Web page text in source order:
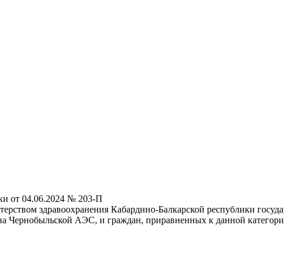
от 04.06.2024 № 203-П
здравоохранения Кабардино-Балкарской республики
Чернобыльской АЭС, и граждан, приравненных к данной